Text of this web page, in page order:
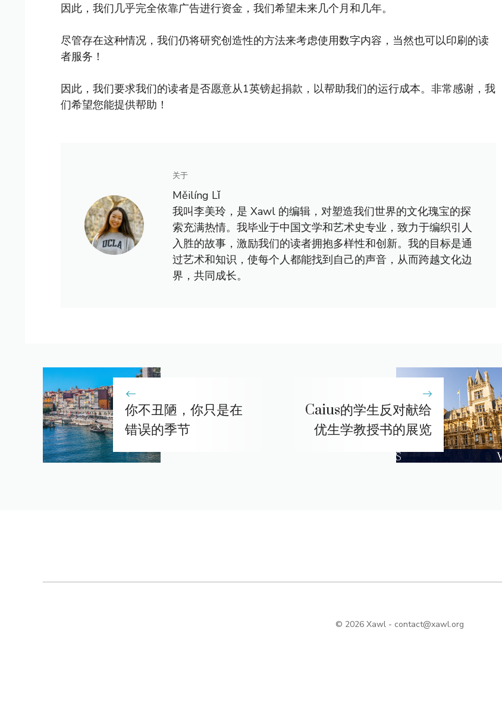
因此，我们几乎完全依靠广告进行资金，我们希望未来几个月和几年。
尽管存在这种情况，我们仍将研究创造性的方法来考虑使用数字内容，当然也可以印刷的读
者服务！
因此，我们要求我们的读者是否愿意从1英镑起捐款，以帮助我们的运行成本。非常感谢，我
们希望您能提供帮助！
关于
Měilíng Lǐ
我叫李美玲，是 Xawl 的编辑，对塑造我们世界的文化瑰宝的探
索充满热情。我毕业于中国文学和艺术史专业，致力于编织引人
入胜的故事，激励我们的读者拥抱多样性和创新。我的目标是通
过艺术和知识，使每个人都能找到自己的声音，从而跨越文化边
界，共同成长。
你不丑陋，你只是在
错误的季节
Caius的学生反对献给
优生学教授书的展览
© 2026 Xawl - contact@xawl.org